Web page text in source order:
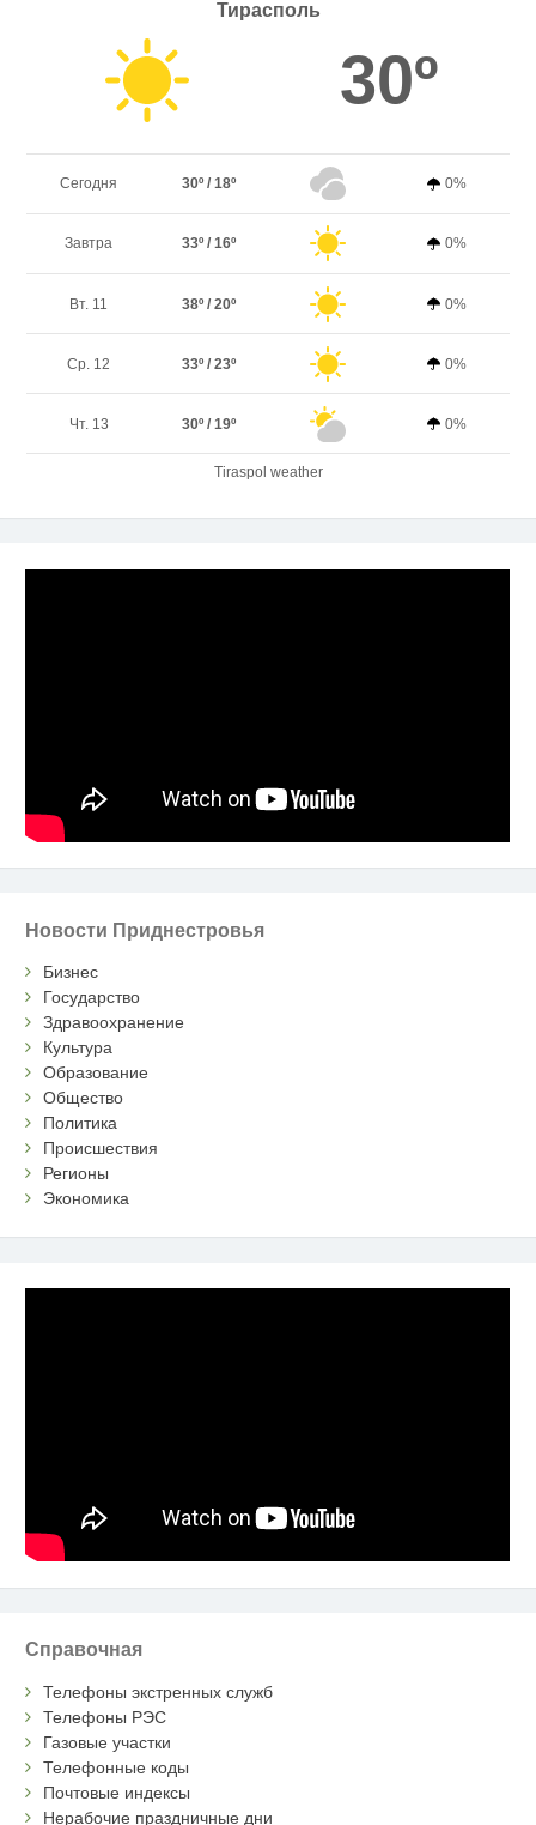
Тирасполь
30º
Сегодня 30º / 18º 0%
Завтра 33º / 16º 0%
Вт. 11 38º / 20º 0%
Ср. 12 33º / 23º 0%
Чт. 13 30º / 19º 0%
Tiraspol weather
Новости Приднестровья
Бизнес
Государство
Здравоохранение
Культура
Образование
Общество
Политика
Происшествия
Регионы
Экономика
Справочная
Телефоны экстренных служб
Телефоны РЭС
Газовые участки
Телефонные коды
Почтовые индексы
Нерабочие праздничные дни